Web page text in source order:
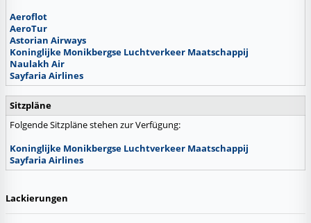
Aeroflot
AeroTur
Astorian Airways
Koninglijke Monikbergse Luchtverkeer Maatschappij
Naulakh Air
Sayfaria Airlines
Sitzpläne
Folgende Sitzpläne stehen zur Verfügung:
Koninglijke Monikbergse Luchtverkeer Maatschappij
Sayfaria Airlines
Lackierungen